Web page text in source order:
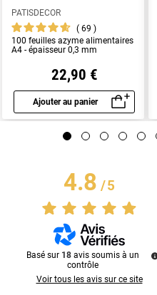
PATISDECOR
69
100 feuilles azyme alimentaires
A4 - épaisseur 0,3 mm
22,90 €
Ajouter au panier
Aperçu rapide
4.8/5
Basé sur 18 avis soumis à un
contrôle
Voir tous les avis sur ce site